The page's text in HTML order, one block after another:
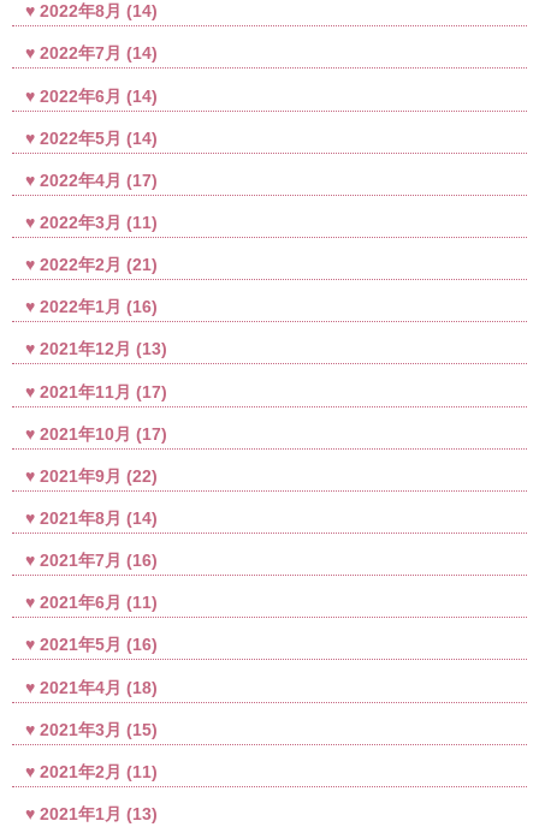
2022年8月 (14)
2022年7月 (14)
2022年6月 (14)
2022年5月 (14)
2022年4月 (17)
2022年3月 (11)
2022年2月 (21)
2022年1月 (16)
2021年12月 (13)
2021年11月 (17)
2021年10月 (17)
2021年9月 (22)
2021年8月 (14)
2021年7月 (16)
2021年6月 (11)
2021年5月 (16)
2021年4月 (18)
2021年3月 (15)
2021年2月 (11)
2021年1月 (13)